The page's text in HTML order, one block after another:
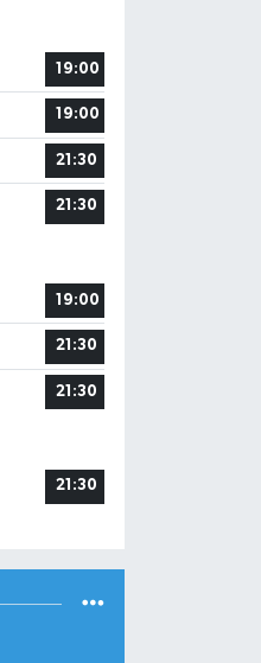
19:00
19:00
21:30
21:30
19:00
21:30
21:30
21:30